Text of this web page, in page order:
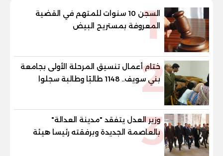
1
السجن 10 سنوات للمتهم في القضية
المعروفة بمستريح البيض
2
ختام أعمال تنسيق المرحلة الأولى بجامعة
بني سويف.. 1148 طالبًا وطالبة سجلوا
رغباتهم
3
وزير العدل يتفقد "مدينة العدالة"
بالعاصمة الجديدة وبرفقته رئيسا هيئة
قضايا الدولة وهيئة النيابة الإدارية